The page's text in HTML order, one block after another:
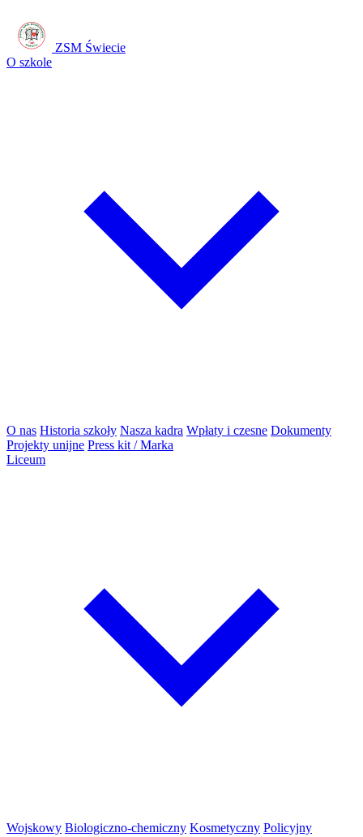
ZSM Świecie
O szkole
O nas Historia szkoły Nasza kadra Wpłaty i czesne Dokumenty
Projekty unijne Press kit / Marka
Liceum
Wojskowy Biologiczno-chemiczny Kosmetyczny Policyjny